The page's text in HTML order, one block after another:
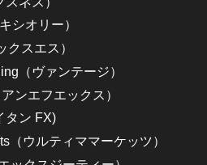
シオリー）
クスエス）
（ヴァンテージ）
ンエフエックス）
タン FX)
（ウルティママーケッツ）